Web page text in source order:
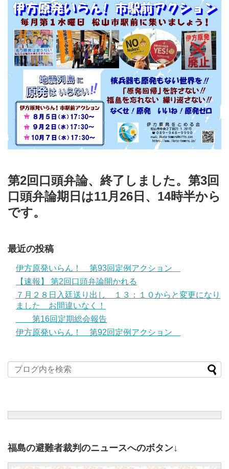
第2回口頭弁論、終了しました。第3回
口頭弁論期日は11月26日、14時半から
です。
最近の投稿
伊方原発いらん！ 第93回定例アクション
【速報】 第2回口頭弁論開かれる
７月２８日入廷送り出し １３：１０からと変更になり
ました お間違いなく！
第16回定期総会報告
伊方原発いらん！ 第92回定例アクション
福島の避難者裁判のニュースへのボタン↓